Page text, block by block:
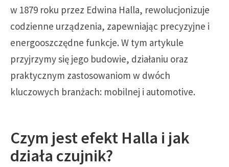
w 1879 roku przez Edwina Halla, rewolucjonizuje
codzienne urządzenia, zapewniając precyzyjne i
energooszczędne funkcje. W tym artykule
przyjrzymy się jego budowie, działaniu oraz
praktycznym zastosowaniom w dwóch
kluczowych branżach: mobilnej i automotive.
Czym jest efekt Halla i jak
działa czujnik?